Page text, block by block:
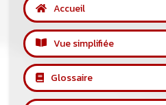
Accueil
Vue simplifiée
Glossaire